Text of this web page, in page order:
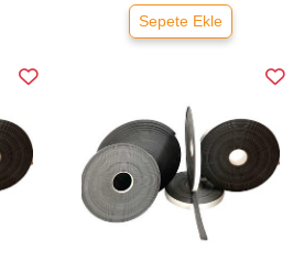
Sepete Ekle